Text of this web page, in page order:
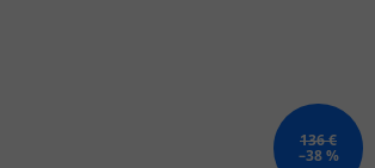
136 €
–38 %